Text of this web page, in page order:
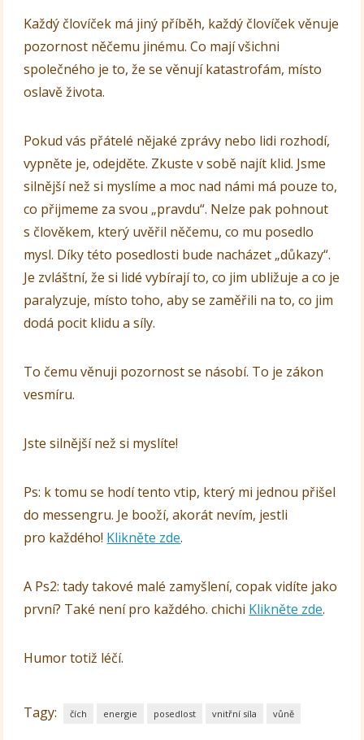
Každý človíček má jiný příběh, každý človíček věnuje
pozornost něčemu jinému. Co mají všichni
společného je to, že se věnují katastrofám, místo
oslavě života.
Pokud vás přátelé nějaké zprávy nebo lidi rozhodí,
vypněte je, odejděte. Zkuste v sobě najít klid. Jsme
silnější než si myslíme a moc nad námi má pouze to,
co přijmeme za svou „pravdu“. Nelze pak pohnout
s člověkem, který uvěřil něčemu, co mu posedlo
mysl. Díky této posedlosti bude nacházet „důkazy“.
Je zvláštní, že si lidé vybírají to, co jim ubližuje a co je
paralyzuje, místo toho, aby se zaměřili na to, co jim
dodá pocit klidu a síly.
To čemu věnuji pozornost se násobí. To je zákon
vesmíru.
Jste silnější než si myslíte!
Ps: k tomu se hodí tento vtip, který mi jednou přišel
do messengru. Je booží, akorát nevím, jestli
pro každého! Klikněte zde.
A Ps2: tady takové malé zamyšlení, copak vidíte jako
první? Také není pro každého. chichi Klikněte zde.
Humor totiž léčí.
Tagy: čích energie posedlost vnitřní síla vůně